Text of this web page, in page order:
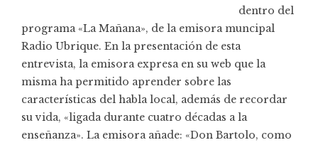
dentro del
programa «La Mañana», de la emisora muncipal
Radio Ubrique. En la presentación de esta
entrevista, la emisora expresa en su web que la
misma ha permitido aprender sobre las
características del habla local, además de recordar
su vida, «ligada durante cuatro décadas a la
enseñanza». La emisora añade: «Don Bartolo, como